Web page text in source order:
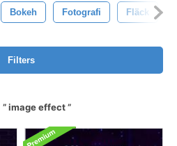
Bokeh Fotografi Fläck
Filters
image effect